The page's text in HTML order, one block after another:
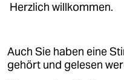
Herzlich willkommen.
Auch Sie haben eine
gehört und gelesen